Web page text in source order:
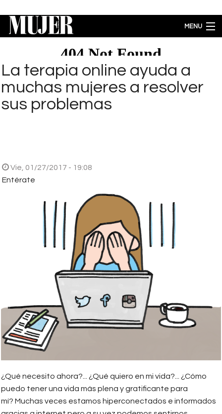
MENU
BIENESTAR
ACTUALIDAD
LIFESTYLE
Brecha salarial por género se ubica en 5.77% a favor de los hombres
La terapia online ayuda a
muchas mujeres a resolver
sus problemas
Vie, 01/27/2017 - 19:08
Entérate
¿Qué necesito ahora?... ¿Qué quiero en mi vida?... ¿Cómo
puedo tener una vida más plena y gratificante para
mí? Muchas veces estamos hiperconectados e informados